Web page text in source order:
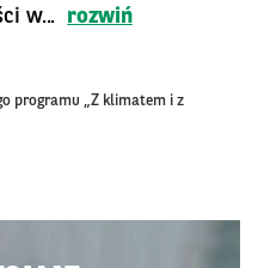
w...
rozwiń
programu „Z klimatem i z